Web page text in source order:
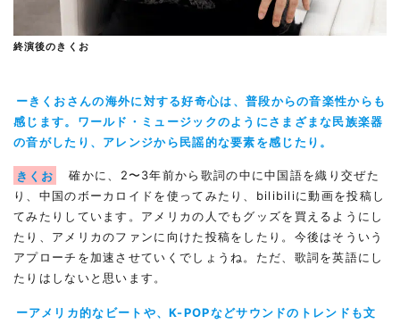
終演後のきくお
ーきくおさんの海外に対する好奇心は、普段からの音楽性からも
感じます。ワールド・ミュージックのようにさまざまな民族楽器
の音がしたり、アレンジから民謡的な要素を感じたり。
きくお
確かに、2〜3年前から歌詞の中に中国語を織り交ぜた
り、中国のボーカロイドを使ってみたり、bilibiliに動画を投稿し
てみたりしています。アメリカの人でもグッズを買えるようにし
たり、アメリカのファンに向けた投稿をしたり。今後はそういう
アプローチを加速させていくでしょうね。ただ、歌詞を英語にし
たりはしないと思います。
ーアメリカ的なビートや、K-POPなどサウンドのトレンドも文